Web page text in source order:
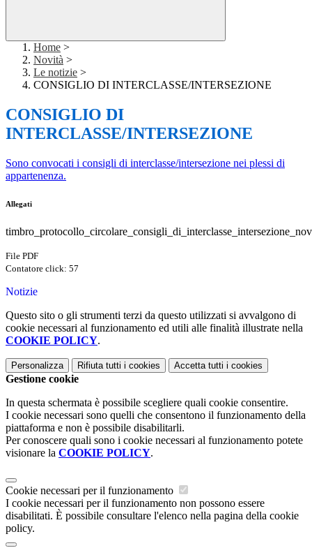
Home >
Novità >
Le notizie >
CONSIGLIO DI INTERCLASSE/INTERSEZIONE
CONSIGLIO DI
INTERCLASSE/INTERSEZIONE
Sono convocati i consigli di interclasse/intersezione nei plessi di
appartenenza.
Allegati
File PDF
Contatore click: 57
Notizie
Questo sito o gli strumenti terzi da questo utilizzati si avvalgono di
cookie necessari al funzionamento ed utili alle finalità illustrate nella
COOKIE POLICY.
Personalizza Rifiuta tutti i cookies Accetta tutti i cookies
Gestione cookie
In questa schermata è possibile scegliere quali cookie consentire.
I cookie necessari sono quelli che consentono il funzionamento della
piattaforma e non è possibile disabilitarli.
Per conoscere quali sono i cookie necessari al funzionamento potete
visionare la COOKIE POLICY.
Cookie necessari per il funzionamento
I cookie necessari per il funzionamento non possono essere
disabilitati. È possibile consultare l'elenco nella pagina della cookie
policy.